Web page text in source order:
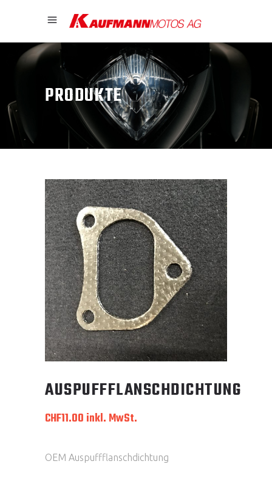
PRODUKTE
AUSPUFFFLANSCHDICHTUNG
CHF11.00 inkl. MwSt.
OEM Auspuffflanschdichtung